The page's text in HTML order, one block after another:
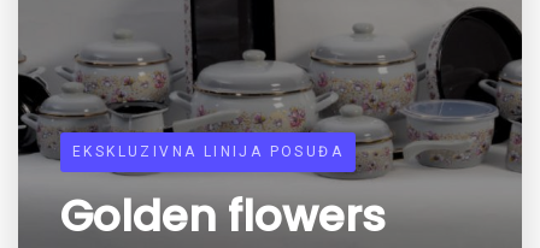
EKSKLUZIVNA LINIJA POSUĐA
Golden flowers